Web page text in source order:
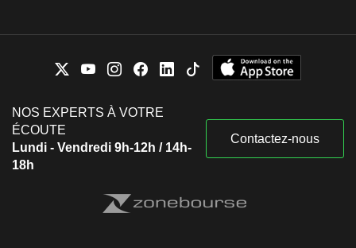
NOS EXPERTS À VOTRE
ÉCOUTE
Lundi - Vendredi 9h-12h / 14h-
18h
Contactez-nous